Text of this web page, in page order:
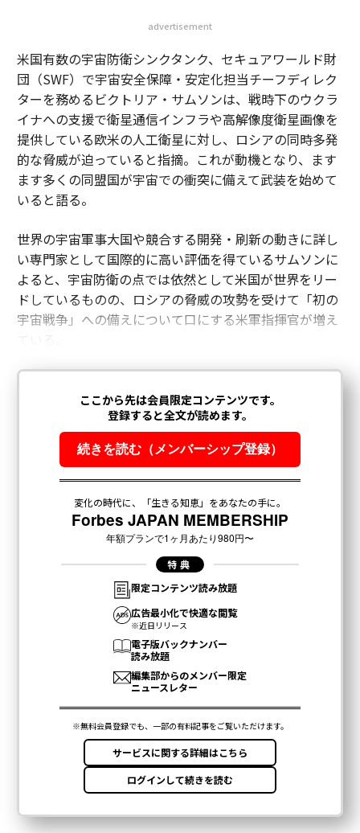
advertisement
米国有数の宇宙防衛シンクタンク、セキュアワールド財
団（SWF）で宇宙安全保障・安定化担当チーフディレク
ターを務めるビクトリア・サムソンは、戦時下のウクラ
イナへの支援で衛星通信インフラや高解像度衛星画像を
提供している欧米の人工衛星に対し、ロシアの同時多発
的な脅威が迫っていると指摘。これが動機となり、ます
ます多くの同盟国が宇宙での衝突に備えて武装を始めて
いると語る。
世界の宇宙軍事大国や競合する開発・刷新の動きに詳し
い専門家として国際的に高い評価を得ているサムソンに
よると、宇宙防衛の点では依然として米国が世界をリー
ドしているものの、ロシアの脅威の攻勢を受けて「初の
宇宙戦争」への備えについて口にする米軍指揮官が増え